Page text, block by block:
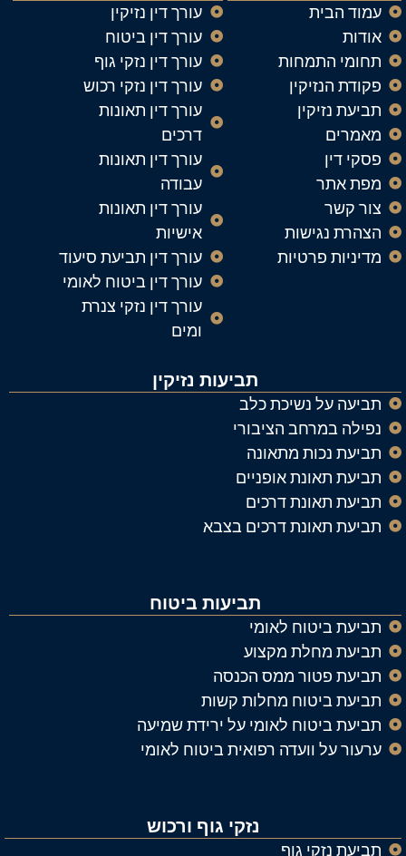
עמוד הבית
אודות
תחומי התמחות
פקודת הנזיקין
תביעת נזיקין
מאמרים
פסקי דין
מפת אתר
צור קשר
הצהרת נגישות
מדיניות פרטיות
עורך דין נזיקין
עורך דין ביטוח
עורך דין נזקי גוף
עורך דין נזקי רכוש
עורך דין תאונות
דרכים
עורך דין תאונות
עבודה
עורך דין תאונות
אישיות
עורך דין תביעת סיעוד
עורך דין ביטוח לאומי
עורך דין נזקי צנרת
ומים
תביעות נזיקין
תביעה על נשיכת כלב
נפילה במרחב הציבורי
תביעת נכות מתאונה
תביעת תאונת אופניים
תביעת תאונת דרכים
תביעת תאונת דרכים בצבא
תביעות ביטוח
תביעת ביטוח לאומי
תביעת מחלת מקצוע
תביעת פטור ממס הכנסה
תביעת ביטוח מחלות קשות
תביעת ביטוח לאומי על ירידת שמיעה
ערעור על וועדה רפואית ביטוח לאומי
נזקי גוף ורכוש
תביעת נזקי גוף